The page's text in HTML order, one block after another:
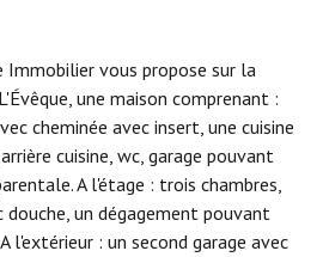
Immobilier vous propose sur la
une maison comprenant :
cheminée avec insert, une cuisine
cuisine, wc, garage pouvant
A l'étage : trois chambres,
douche, un dégagement pouvant
l'extérieur : un second garage avec